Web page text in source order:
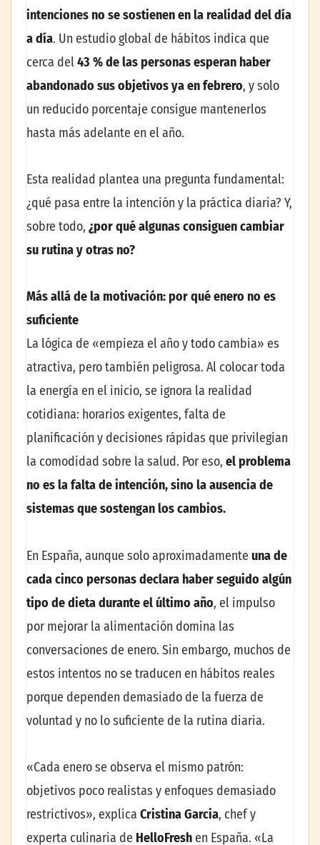
intenciones no se sostienen en la realidad del día
a día. Un estudio global de hábitos indica que
cerca del43 % de las personas esperan haber
abandonado sus objetivos ya en febrero, y solo
un reducido porcentaje consigue mantenerlos
hasta más adelante en el año.
Esta realidad plantea una pregunta fundamental:
¿qué pasa entre la intención y la práctica diaria? Y,
sobre todo, ¿por qué algunas consiguen cambiar
su rutina y otras no?
Más allá de la motivación: por qué enero no es
suficiente
La lógica de «empieza el año y todo cambia» es
atractiva, pero también peligrosa. Al colocar toda
la energía en el inicio, se ignora la realidad
cotidiana: horarios exigentes, falta de
planificación y decisiones rápidas que privilegian
la comodidad sobre la salud. Por eso, el problema
no es la falta de intención, sino la ausencia de
sistemas que sostengan los cambios.
En España, aunque solo aproximadamente una de
cada cinco personas declara haber seguido algún
tipo de dieta durante el último año, el impulso
por mejorar la alimentación domina las
conversaciones de enero. Sin embargo, muchos de
estos intentos no se traducen en hábitos reales
porque dependen demasiado de la fuerza de
voluntad y no lo suficiente de la rutina diaria.
«Cada enero se observa el mismo patrón:
objetivos poco realistas y enfoques demasiado
restrictivos», explica Cristina Garcia, chef y
experta culinaria de HelloFresh en España. «La